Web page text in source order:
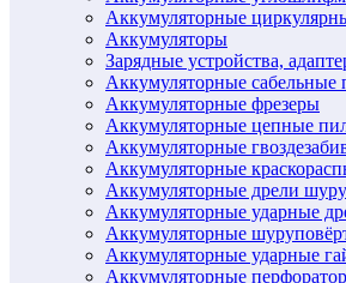
Аккумуляторные
Аккумуляторы
Зарядные устройства,
Аккумуляторные сабельные
Аккумуляторные фрезеры
Аккумуляторные цепные
Аккумуляторные
Аккумуляторные
Аккумуляторные дрели
Аккумуляторные ударные
Аккумуляторные
Аккумуляторные ударные
Аккумуляторные